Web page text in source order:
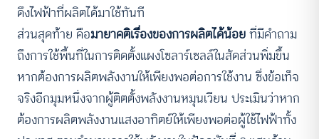
ดึงไฟฟ้าที่ผลิตได้มาใช้ทันที
ส่วนสุดท้าย คือมายาคติเรื่องของการผลิตได้น้อยที่มีคำถาม
ถึงการใช้พื้นที่ในการติดตั้งแผงโซลาร์เซลล์ในสัดส่วนพิ่มขึ้น
หากต้องการผลิตพลังงานให้เพียงพอต่อการใช้งาน ซึ่งข้อเท็จ
จริงอีกมุมหนึ่งจากผู้ติตตั้งพลังงานหมุนเวียน ประเมินว่าหาก
ต้องการผลิตพลังงานแสงอาทิตย์ให้เพียงพอต่อผู้ใช้ไฟฟ้าทั้ง